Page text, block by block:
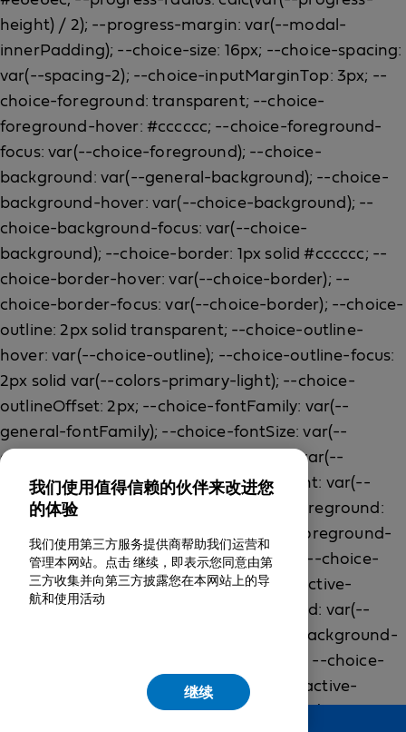
我们使用值得信赖的伙伴来改进您
的体验
我们使用第三方服务提供商帮助我们运营和
管理本网站。点击 继续，即表示您同意由第
三方收集并向第三方披露您在本网站上的导
航和使用活动
继续